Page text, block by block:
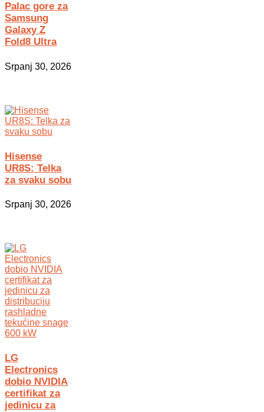
Palac gore za
Samsung
Galaxy Z
Fold8 Ultra
Srpanj 30, 2026
Hisense
UR8S: Telka
za svaku sobu
Srpanj 30, 2026
LG
Electronics
dobio NVIDIA
certifikat za
jedinicu za